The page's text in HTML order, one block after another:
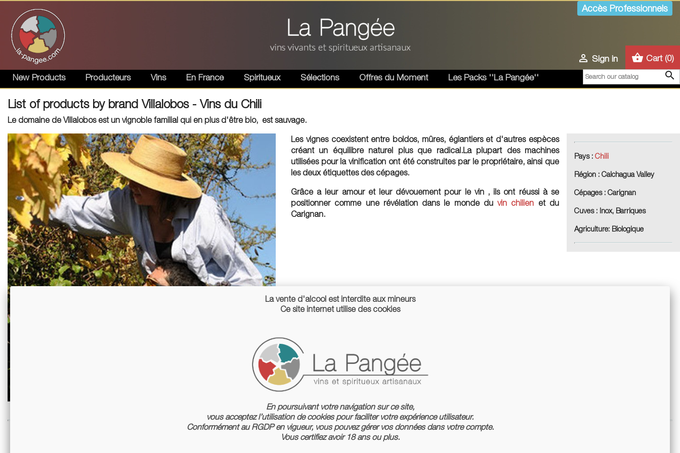
Accès Professionnels
 Sign in shopping_basket Cart (0)

New Products Producteurs Vins En France Spiritueux Sélections Offres du Moment Les Packs ''La Pangée''
List of products by brand Villalobos - Vins du Chili
Le domaine de Villalobos est un vignoble familial qui en plus d'être bio, est sauvage.
Les vignes coexistent entre boldos, mûres, églantiers et d'autres espèces
créant un équilibre naturel plus que radical.La plupart des machines
utilisées pour la vinification ont été construites par le propriétaire, ainsi que
les deux étiquettes des cépages.
Grâce a leur amour et leur dévouement pour le vin , ils ont réussi à se
positionner comme une révélation dans le monde duvin chilien et du
Carignan.
Pays : Chili
Région : Calchagua Valley
Cépages : Carignan
Cuves : Inox, Barriques
Agriculture: Biologique
La vente d'alcool est interdite aux mineurs
Ce site internet utilise des cookies
En poursuivant votre navigation sur ce site,
vous acceptez l’utilisation de cookies pour faciliter votre expérience utilisateur.
Conformément au RGDP en vigueur, vous pouvez gérer vos données dans votre compte.
Vous certifiez avoir 18 ans ou plus.